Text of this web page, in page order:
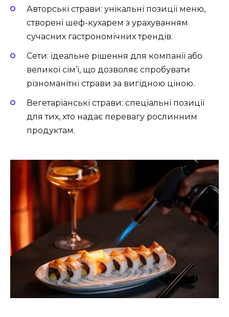
Авторські страви: унікальні позиції меню,
створені шеф-кухарем з урахуванням
сучасних гастрономічних трендів.
Сети: ідеальне рішення для компанії або
великої сім’ї, що дозволяє спробувати
різноманітні страви за вигідною ціною.
Вегетаріанські страви: спеціальні позиції
для тих, хто надає перевагу рослинним
продуктам.